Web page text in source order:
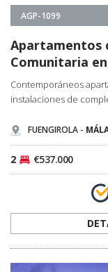
instalaciones de
FUENGIROLA -
2 €537.000